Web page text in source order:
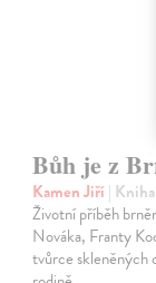
Bůh je z
Kamen Jiří | Kniha
Životní příběh
Nováka, Franty
tvůrce skleněných